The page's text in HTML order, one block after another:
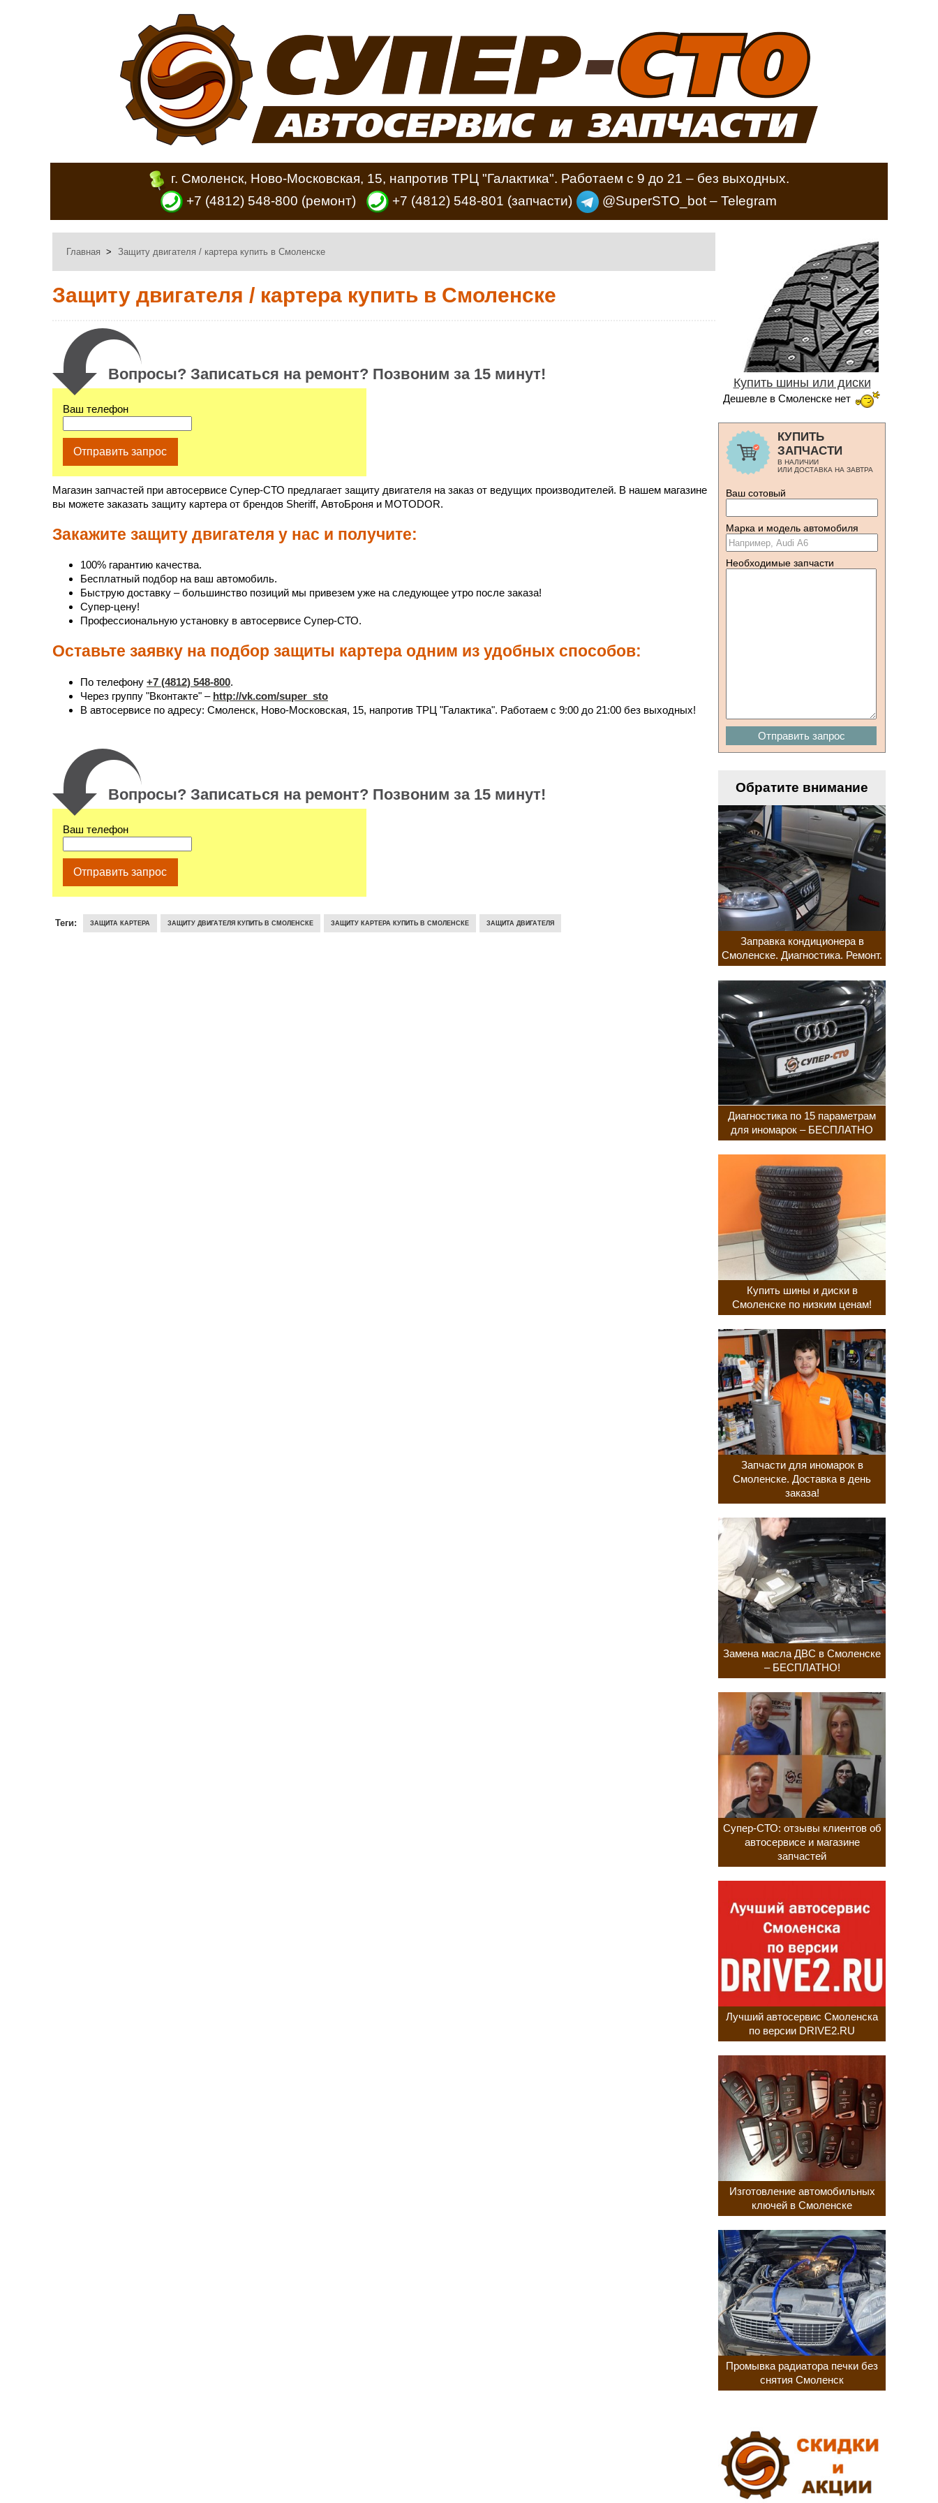
г. Смоленск, Ново-Московская, 15, напротив ТРЦ "Галактика". Работаем с 9 до 21 – без выходных.
+7 (4812) 548-800 (ремонт) +7 (4812) 548-801 (запчасти) @SuperSTO_bot – Telegram
Главная > Защиту двигателя / картера купить в Смоленске
Защиту двигателя / картера купить в Смоленске
Вопросы? Записаться на ремонт? Позвоним за 15 минут!
Ваш телефон
Отправить запрос
Магазин запчастей при автосервисе Супер-СТО предлагает защиту двигателя на заказ от ведущих производителей. В нашем магазине
вы можете заказать защиту картера от брендов Sheriff, АвтоБроня и MOTODOR.
Закажите защиту двигателя у нас и получите:
100% гарантию качества.
Бесплатный подбор на ваш автомобиль.
Быструю доставку – большинство позиций мы привезем уже на следующее утро после заказа!
Супер-цену!
Профессиональную установку в автосервисе Супер-СТО.
Оставьте заявку на подбор защиты картера одним из удобных способов:
По телефону +7 (4812) 548-800.
Через группу "Вконтакте" – http://vk.com/super_sto
В автосервисе по адресу: Смоленск, Ново-Московская, 15, напротив ТРЦ "Галактика". Работаем с 9:00 до 21:00 без выходных!
Вопросы? Записаться на ремонт? Позвоним за 15 минут!
Ваш телефон
Отправить запрос
Теги: ЗАЩИТА КАРТЕРА ЗАЩИТУ ДВИГАТЕЛЯ КУПИТЬ В СМОЛЕНСКЕ ЗАЩИТУ КАРТЕРА КУПИТЬ В СМОЛЕНСКЕ ЗАЩИТА ДВИГАТЕЛЯ
Купить шины или диски
Дешевле в Смоленске нет
КУПИТЬ
ЗАПЧАСТИ
В НАЛИЧИИ
ИЛИ ДОСТАВКА НА ЗАВТРА
Ваш сотовый
Марка и модель автомобиля
Необходимые запчасти
Отправить запрос
Обратите внимание
Заправка кондиционера в
Смоленске. Диагностика. Ремонт.
Диагностика по 15 параметрам
для иномарок – БЕСПЛАТНО
Купить шины и диски в
Смоленске по низким ценам!
Запчасти для иномарок в
Смоленске. Доставка в день
заказа!
Замена масла ДВС в Смоленске
– БЕСПЛАТНО!
Супер-СТО: отзывы клиентов об
автосервисе и магазине
запчастей
Лучший автосервис Смоленска
по версии DRIVE2.RU
Изготовление автомобильных
ключей в Смоленске
Промывка радиатора печки без
снятия Смоленск